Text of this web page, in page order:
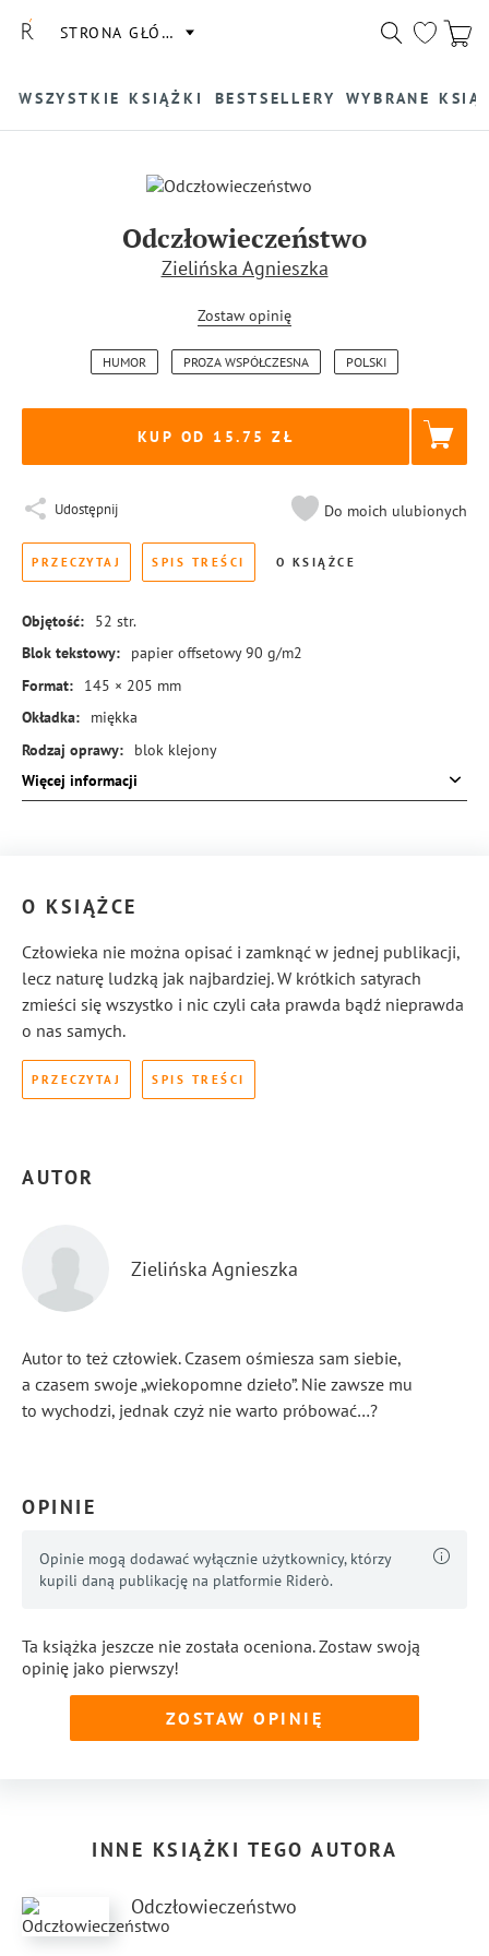
STRONA GŁÓWNA
WSZYSTKIE KSIĄŻKI BESTSELLERY WYBRANE
Odczłowieczeństwo
Zielińska Agnieszka
Zostaw opinię
HUMOR PROZA WSPÓŁCZESNA POLSKI
KUP OD 15.75
Udostępnij Do moich ulubionych
PRZECZYTAJ SPIS TREŚCI O KSIĄŻCE
Objętość: 52 str.
Blok tekstowy:
papier offsetowy 90 g/m2
Format:
145 × 205 mm
Okładka:
miękka
Rodzaj oprawy:
blok klejony
ISBN:
978-83-8369-650-8
Więcej informacji
O KSIĄŻCE
Człowieka nie można opisać i zamknąć w jednej publikacji,
lecz naturę ludzką jak najbardziej. W krótkich satyrach
zmieści się wszystko i nic czyli cała prawda bądź nieprawda
o nas samych.
PRZECZYTAJ SPIS TREŚCI
AUTOR
Zielińska Agnieszka
Autor to też człowiek. Czasem ośmiesza sam siebie,
a czasem swoje „wiekopomne dzieło”. Nie zawsze mu
to wychodzi, jednak czyż nie warto próbować…?
OPINIE
Opinie mogą dodawać wyłącznie użytkownicy, którzy
kupili daną publikację na platformie Riderò.
Ta książka jeszcze nie została oceniona. Zostaw swoją
opinię jako pierwszy!
ZOSTAW OPINIĘ
INNE KSIĄŻKI TEGO AUTORA
Odczłowieczeństwo